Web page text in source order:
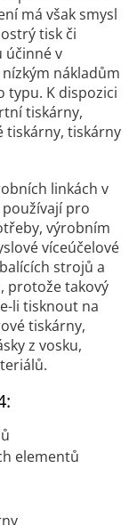
má však smysl
tisk či
účinné v
nákladům
K dispozici
tiskárny,
tiskárny, tiskárny
linkách v
pro
výrobním
víceúčelové
strojů a
protože takový
li tisknout na
tiskárny,
z vosku,
elementů